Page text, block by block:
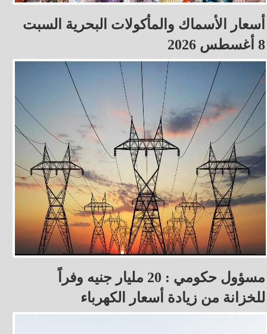
أسعار الأسماك والمأكولات البحرية السبت
8 أغسطس 2026
مسؤول حكومي : 20 مليار جنيه وفراً
للخزانة من زيادة أسعار الكهرباء